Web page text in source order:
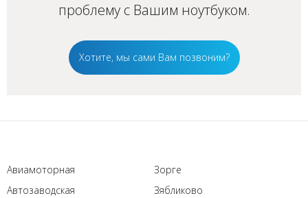
проблему с Вашим ноутбуком.
Хотите, мы сами Вам позвоним?
Авиамоторная
Автозаводская
Зорге
Зябликово